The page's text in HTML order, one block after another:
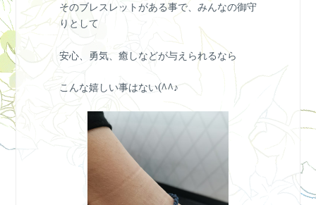
そのブレスレットがある事で、みんなの御守
りとして
安心、勇気、癒しなどが与えられるなら
こんな嬉しい事はない(^^♪